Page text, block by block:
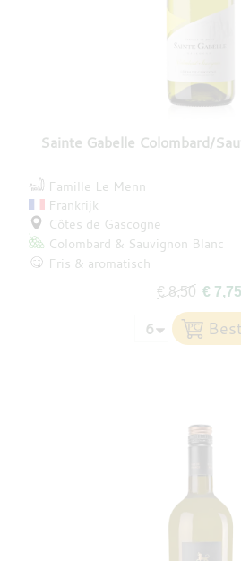
Sainte Gabelle Colombard/
Famille Le Menn
Frankrijk
Côtes de Gascogne
Colombard
Sauvignon Blanc
Fris & aromatisch
€ 8,50 € 7,75